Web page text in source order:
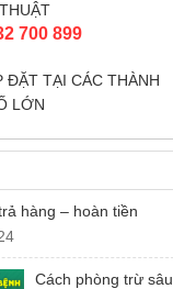
700 899
ĐẶT TẠI CÁC THÀNH
LỚN
hàng – hoàn tiền
Cách phòng trừ sâu